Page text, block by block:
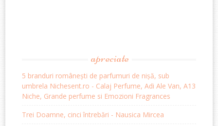
apreciate
5 branduri românești de parfumuri de nișă, sub
umbrela Nichesent.ro - Calaj Perfume, Adi Ale Van, A13
Niche, Grande perfume si Emozioni Fragrances
Trei Doamne, cinci întrebări - Nausica Mircea